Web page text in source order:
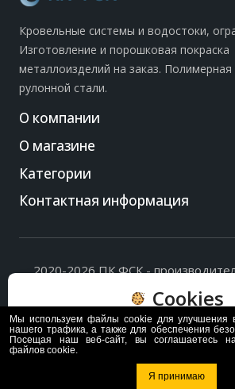
Кровельные системы и водостоки,
Изготовление и порошковая покраска
металлоизделий на заказ. Полимерная
рулонной стали.
О компании
О магазине
Категории
Контактная информация
2020-2026 ПК ФСК -
Политика обработки персональных
на их обработку.
Cookies
Пользуясь сайтом, вы
обработки и хранения
Мы используем файлы cookie для улучшения
нашего трафика, а также для обеспечения
Посещая наш веб-сайт, вы соглашаетесь
файлов cookie.
Я принимаю